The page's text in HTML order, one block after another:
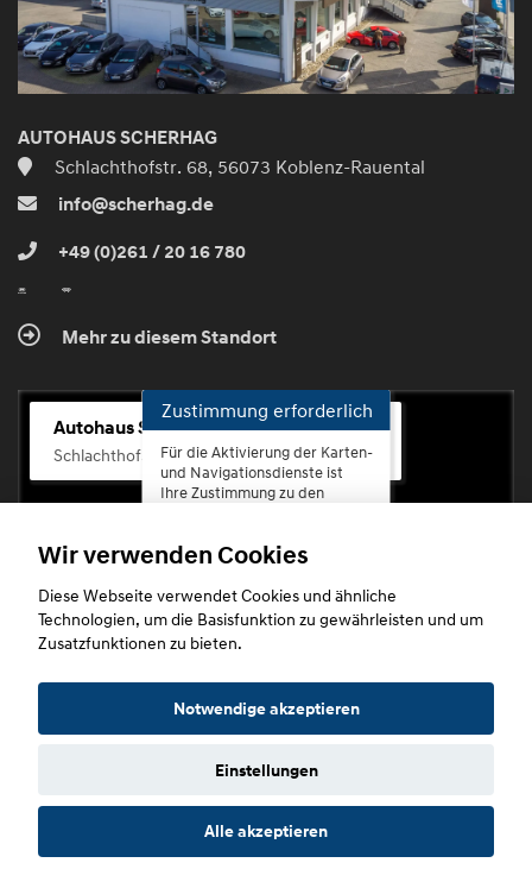
AUTOHAUS SCHERHAG
Schlachthofstr. 68, 56073 Koblenz-Rauental
info@scherhag.de
+49 (0)261 / 20 16 780
Mehr zu diesem Standort
Autohaus Scherhag
Schlachthofstr. 68, 56073 Koblenz-Rauental
Zustimmung erforderlich
Für die Aktivierung der Karten-
und Navigationsdienste ist
Ihre Zustimmung zu den
erforderlich.
Zustimmen
Copyright © 2026. Autohaus Scherhag
Datenschutz Impressum
Wir verwenden Cookies
Diese Webseite verwendet Cookies und ähnliche
Technologien, um die Basisfunktion zu gewährleisten und um
Zusatzfunktionen zu bieten.
Notwendige akzeptieren
Einstellungen
Alle akzeptieren